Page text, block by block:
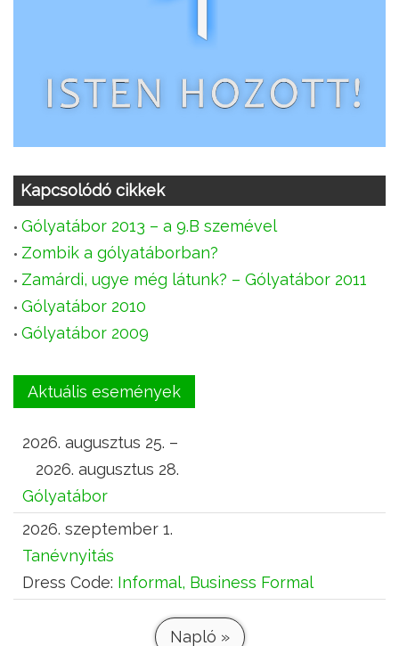
Kapcsolódó cikkek
Gólyatábor 2013 – a 9.B szemével
Zombik a gólyatáborban?
Zamárdi, ugye még látunk? – Gólyatábor 2011
Gólyatábor 2010
Gólyatábor 2009
Aktuális események
2026. augusztus 25. –
2026. augusztus 28.
Gólyatábor
2026. szeptember 1.
Tanévnyitás
Dress Code: Informal, Business Formal
Napló »